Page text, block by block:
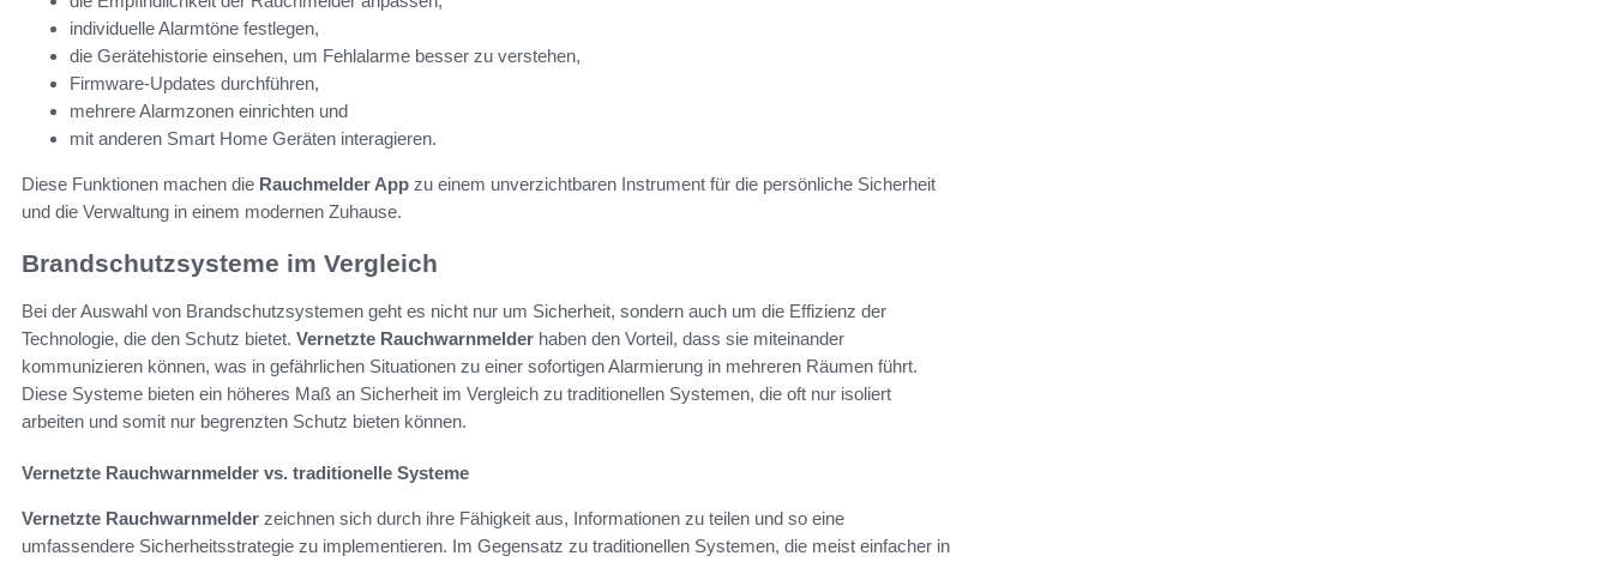
individuelle Alarmtöne festlegen,
die Gerätehistorie einsehen, um Fehlalarme besser zu verstehen,
Firmware-Updates durchführen,
mehrere Alarmzonen einrichten und
mit anderen Smart Home Geräten interagieren.
Diese Funktionen machen die Rauchmelder App zu einem unverzichtbaren Instrument für die persönliche Sicherheit
und die Verwaltung in einem modernen Zuhause.
Brandschutzsysteme im Vergleich
Bei der Auswahl von Brandschutzsystemen geht es nicht nur um Sicherheit, sondern auch um die Effizienz der
Technologie, die den Schutz bietet. Vernetzte Rauchwarnmelder haben den Vorteil, dass sie miteinander
kommunizieren können, was in gefährlichen Situationen zu einer sofortigen Alarmierung in mehreren Räumen führt.
Diese Systeme bieten ein höheres Maß an Sicherheit im Vergleich zu traditionellen Systemen, die oft nur isoliert
arbeiten und somit nur begrenzten Schutz bieten können.
Vernetzte Rauchwarnmelder vs. traditionelle Systeme
Vernetzte Rauchwarnmelder zeichnen sich durch ihre Fähigkeit aus, Informationen zu teilen und so eine
umfassendere Sicherheitsstrategie zu implementieren. Im Gegensatz zu traditionellen Systemen, die meist einfacher in